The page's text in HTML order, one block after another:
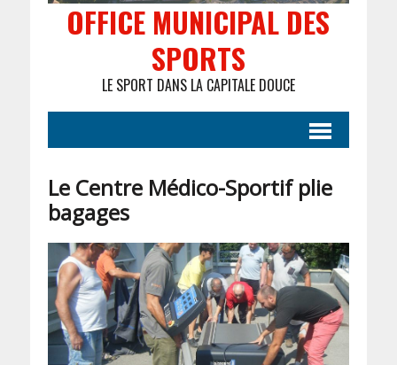
OFFICE MUNICIPAL DES
SPORTS
LE SPORT DANS LA CAPITALE DOUCE
Le Centre Médico-Sportif plie
bagages